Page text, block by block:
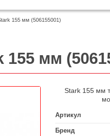
155 мм (506155001)
155 мм
Stark 155 мм
Артикул
Бренд